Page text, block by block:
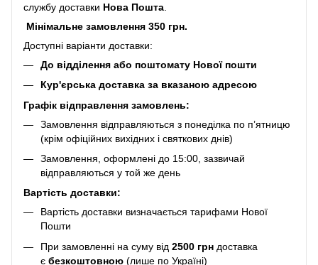
службу доставки Нова Пошта
Мінімальне замовлення 350 грн.
Доступні варіанти доставки:
До відділення або поштомату Нової пошти
Кур'єрська доставка за вказаною адресою
Графік відправлення замовлень:
Замовлення відправляються з понеділка по п’ятницю
(крім офіційних вихідних і святкових днів)
Замовлення, оформлені до 15:00, зазвичай
відправляються у той же день
Вартість доставки:
Вартість доставки визначається тарифами Нової
Пошти
При замовленні на суму від 2500 грн доставка
є безкоштовною (лише по Україні)